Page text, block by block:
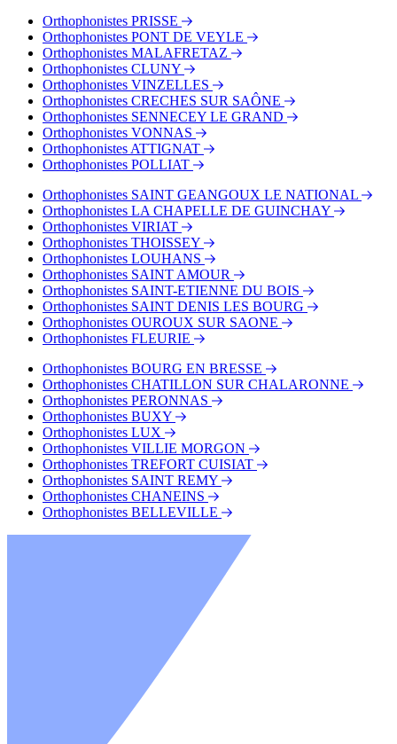
Orthophonistes PRISSE
Orthophonistes PONT DE VEYLE
Orthophonistes MALAFRETAZ
Orthophonistes CLUNY
Orthophonistes VINZELLES
Orthophonistes CRECHES SUR SAÔNE
Orthophonistes SENNECEY LE GRAND
Orthophonistes VONNAS
Orthophonistes ATTIGNAT
Orthophonistes POLLIAT
Orthophonistes SAINT GEANGOUX LE NATIONAL
Orthophonistes LA CHAPELLE DE GUINCHAY
Orthophonistes VIRIAT
Orthophonistes THOISSEY
Orthophonistes LOUHANS
Orthophonistes SAINT AMOUR
Orthophonistes SAINT-ETIENNE DU BOIS
Orthophonistes SAINT DENIS LES BOURG
Orthophonistes OUROUX SUR SAONE
Orthophonistes FLEURIE
Orthophonistes BOURG EN BRESSE
Orthophonistes CHATILLON SUR CHALARONNE
Orthophonistes PERONNAS
Orthophonistes BUXY
Orthophonistes LUX
Orthophonistes VILLIE MORGON
Orthophonistes TREFORT CUISIAT
Orthophonistes SAINT REMY
Orthophonistes CHANEINS
Orthophonistes BELLEVILLE